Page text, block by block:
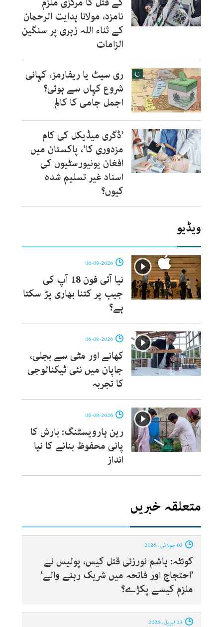
نامزد، مولانا ہدایت الرحمان
کے ثناء اللہ زہری پر سنگین
الزامات
ری سیٹ یا ریفارمز، کہانی
شروع کہاں سے ہوئی؟
اجمل جامی کا کالم
’ڈگری میڈیکل کی کام
مزدوری کا‘، پاکستان میں
افغان یونیورسٹیوں کی
اسناد غیر تسلیم شدہ
کیوں؟
ویڈیو
نیا آئی فون 18 آپ کی
جیب پر کتنا بھاری پڑ سکتا
ہے؟
کھانے اور مٹی سے بجلی،
جاپان میں نئی ٹیکنالوجی
کا تجربہ
رین ہارویسٹنگ: بارش کا
پانی محفوظ بنانے کا نیا
انداز
متعلقہ خبریں
کوئٹہ: ہاشم نورزئی قتل کیس، پولیس نے
’احتجاج اور فاتحہ میں شریک رہنے والے‘
ملزم کیسے پکڑے؟